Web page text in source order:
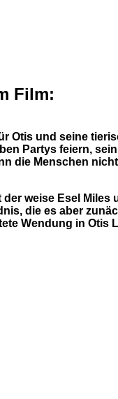
Film:
Otis und seine
Partys feiern,
die Menschen
weise Esel Miles
die es aber
Wendung in Otis